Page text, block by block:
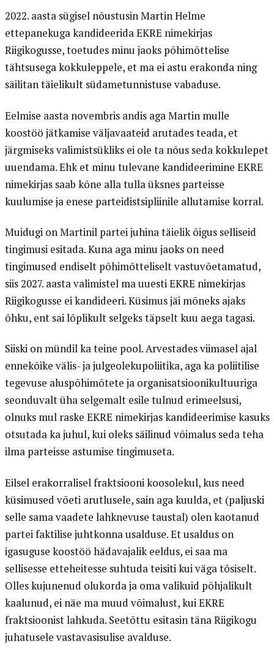
2022. aasta sügisel nõustusin Martin Helme
ettepanekuga kandideerida EKRE nimekirjas
Riigikogusse, toetudes minu jaoks põhimõttelise
tähtsusega kokkuleppele, et ma ei astu erakonda ning
säilitan täielikult südametunnistuse vabaduse.
Eelmise aasta novembris andis aga Martin mulle
koostöö jätkamise väljavaateid arutades teada, et
järgmiseks valimistsükliks ei ole ta nõus seda kokkulepet
uuendama. Ehk et minu tulevane kandideerimine EKRE
nimekirjas saab kõne alla tulla üksnes parteisse
kuulumise ja enese parteidistsipliinile allutamise korral.
Muidugi on Martinil partei juhina täielik õigus selliseid
tingimusi esitada. Kuna aga minu jaoks on need
tingimused endiselt põhimõtteliselt vastuvõetamatud,
siis 2027. aasta valimistel ma uuesti EKRE nimekirjas
Riigikogusse ei kandideeri. Küsimus jäi mõneks ajaks
õhku, ent sai lõplikult selgeks täpselt kuu aega tagasi.
Siiski on mündil ka teine pool. Arvestades viimasel ajal
ennekõike välis- ja julgeolekupoliitika, aga ka poliitilise
tegevuse aluspõhimõtete ja organisatsioonikultuuriga
seonduvalt üha selgemalt esile tulnud erimeelsusi,
olnuks mul raske EKRE nimekirjas kandideerimise kasuks
otsutada ka juhul, kui oleks säilinud võimalus seda teha
ilma parteisse astumise tingimuseta.
Eilsel erakorralisel fraktsiooni koosolekul, kus need
küsimused võeti arutlusele, sain aga kuulda, et (paljuski
selle sama vaadete lahknevuse taustal) olen kaotanud
partei faktilise juhtkonna usalduse. Et usaldus on
igasuguse koostöö hädavajalik eeldus, ei saa ma
sellisesse etteheitesse suhtuda teisiti kui väga tõsiselt.
Olles kujunenud olukorda ja oma valikuid põhjalikult
kaalunud, ei näe ma muud võimalust, kui EKRE
fraktsioonist lahkuda. Seetõttu esitasin täna Riigikogu
juhatusele vastavasisulise avalduse.